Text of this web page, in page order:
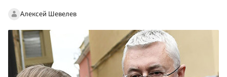
Алексей Шевелев